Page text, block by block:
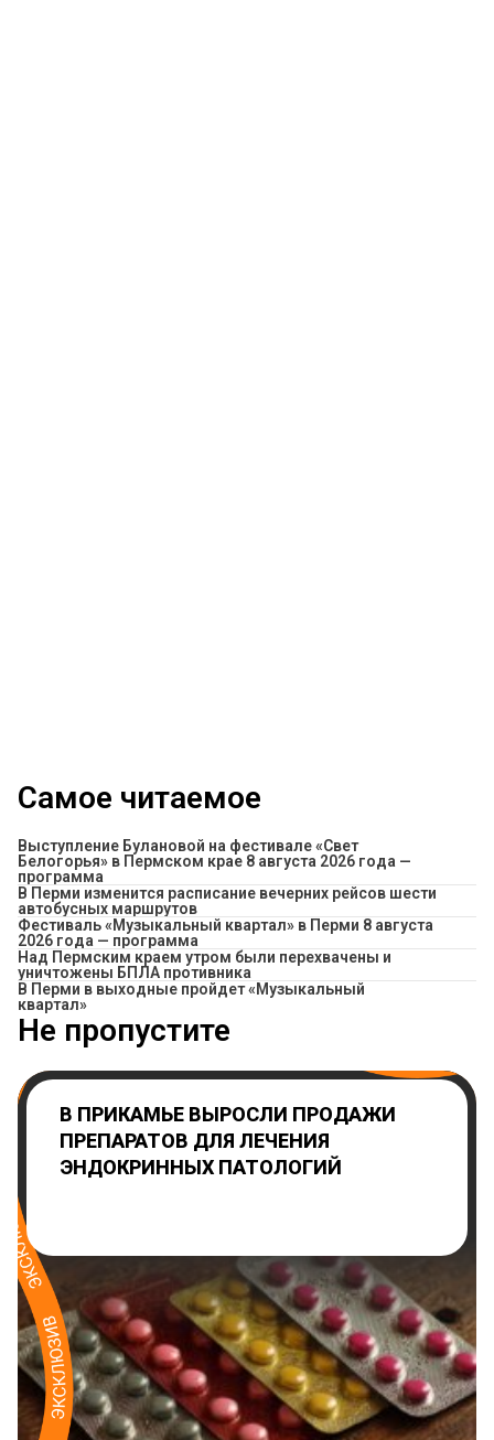
Самое читаемое
Выступление Булановой на фестивале «Свет
Белогорья» в Пермском крае 8 августа 2026 года —
программа
​В Перми изменится расписание вечерних рейсов шести
автобусных маршрутов
Фестиваль «Музыкальный квартал» в Перми 8 августа
2026 года — программа
Над Пермским краем утром были перехвачены и
уничтожены БПЛА противника
В Перми в выходные пройдет «Музыкальный
квартал»
Не пропустите
В ПРИКАМЬЕ ВЫРОСЛИ ПРОДАЖИ
ПРЕПАРАТОВ ДЛЯ ЛЕЧЕНИЯ
ЭНДОКРИННЫХ ПАТОЛОГИЙ